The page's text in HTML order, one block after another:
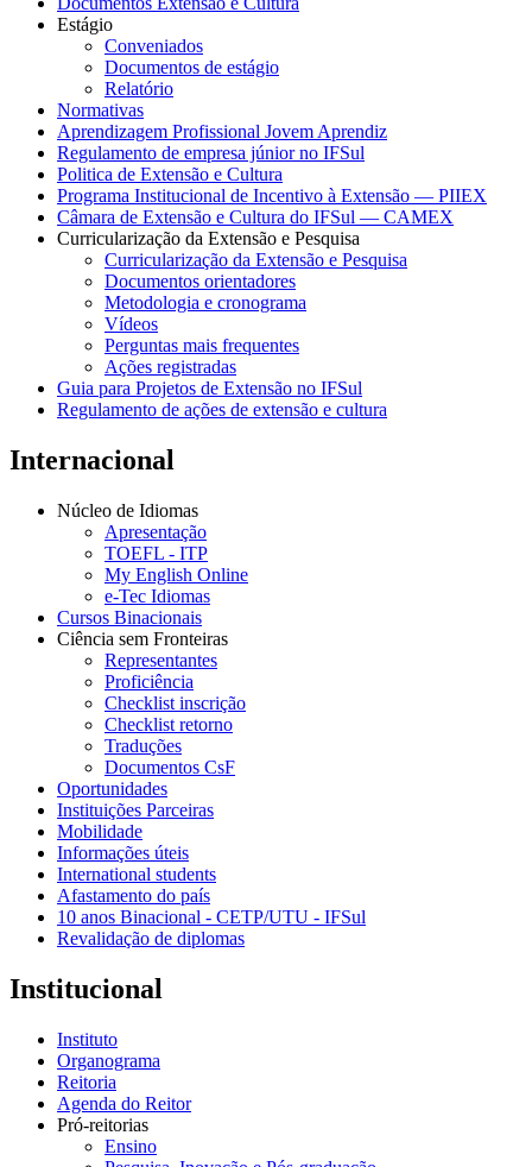
Estágio
Conveniados
Documentos de estágio
Relatório
Normativas
Aprendizagem Profissional Jovem Aprendiz
Regulamento de empresa júnior no IFSul
Politica de Extensão e Cultura
Programa Institucional de Incentivo à Extensão — PIIEX
Câmara de Extensão e Cultura do IFSul — CAMEX
Curricularização da Extensão e Pesquisa
Curricularização da Extensão e Pesquisa
Documentos orientadores
Metodologia e cronograma
Vídeos
Perguntas mais frequentes
Ações registradas
Guia para Projetos de Extensão no IFSul
Regulamento de ações de extensão e cultura
Internacional
Núcleo de Idiomas
Apresentação
TOEFL - ITP
My English Online
e-Tec Idiomas
Cursos Binacionais
Ciência sem Fronteiras
Representantes
Proficiência
Checklist inscrição
Checklist retorno
Traduções
Documentos CsF
Oportunidades
Instituições Parceiras
Mobilidade
Informações úteis
International students
Afastamento do país
10 anos Binacional - CETP/UTU - IFSul
Revalidação de diplomas
Institucional
Instituto
Organograma
Reitoria
Agenda do Reitor
Pró-reitorias
Ensino